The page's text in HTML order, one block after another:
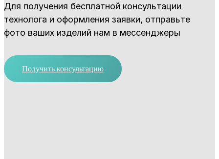
Для получения бесплатной консультации
технолога и оформления заявки, отправьте
фото ваших изделий нам в мессенджеры
Получить консультацию